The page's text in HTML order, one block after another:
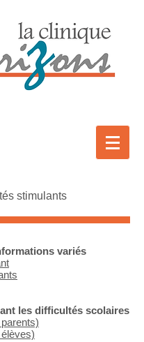
stimulants
variés
les difficultés scolaires